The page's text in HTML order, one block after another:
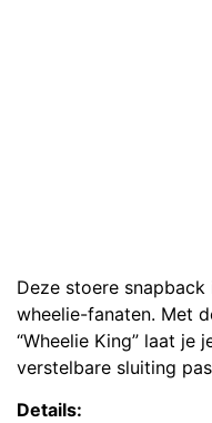
Deze stoere
wheelie-fanaten. Met
“Wheelie King” laat je
verstelbare sluiting
Details: